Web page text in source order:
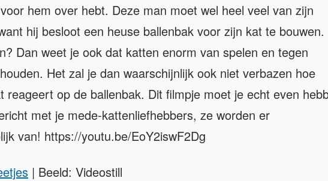
hem over hebt. Deze man moet wel heel veel van zijn
hij besloot een heuse ballenbak voor zijn kat te bouwen.
Dan weet je ook dat katten enorm van spelen en tegen
Het zal je dan waarschijnlijk ook niet verbazen hoe
reageert op de ballenbak. Dit filmpje moet je echt even
met je mede-kattenliefhebbers, ze worden er
van! https://youtu.be/EoY2iswF2Dg
| Beeld: Videostill